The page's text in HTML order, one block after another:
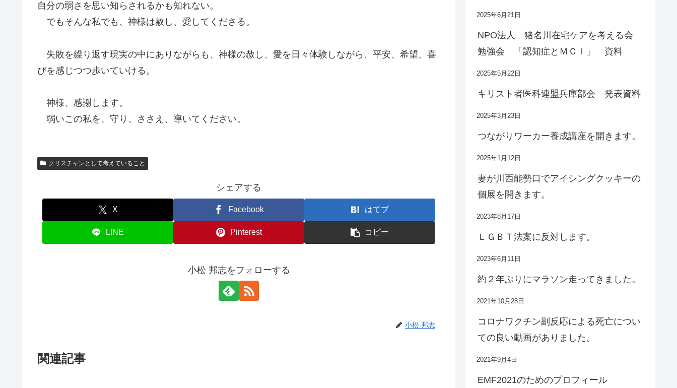
自分の弱さを思い知らされるかも知れない。
でもそんな私でも、神様は赦し、愛してくださる。
失敗を繰り返す現実の中にありながらも、神様の赦し、愛を日々体験しながら、平安、希望、喜
びを感じつつ歩いていける。
神様、感謝します。
弱いこの私を、守り、ささえ、導いてください。
クリスチャンとして考えていること
シェアする
X Facebook はてブ
LINE Pinterest コピー
小松 邦志をフォローする
小松 邦志
関連記事
2025年6月21日
NPO法人 猪名川在宅ケアを考える会
勉強会 「認知症とＭＣＩ」 資料
2025年5月22日
キリスト者医科連盟兵庫部会 発表資料
2025年3月23日
つながりワーカー養成講座を開きます。
2025年1月12日
妻が川西能勢口でアイシングクッキーの
個展を開きます。
2023年8月17日
ＬＧＢＴ法案に反対します。
2023年6月11日
約２年ぶりにマラソン走ってきました。
2021年10月28日
コロナワクチン副反応による死亡につい
ての良い動画がありました。
2021年9月4日
EMF2021のためのプロフィール